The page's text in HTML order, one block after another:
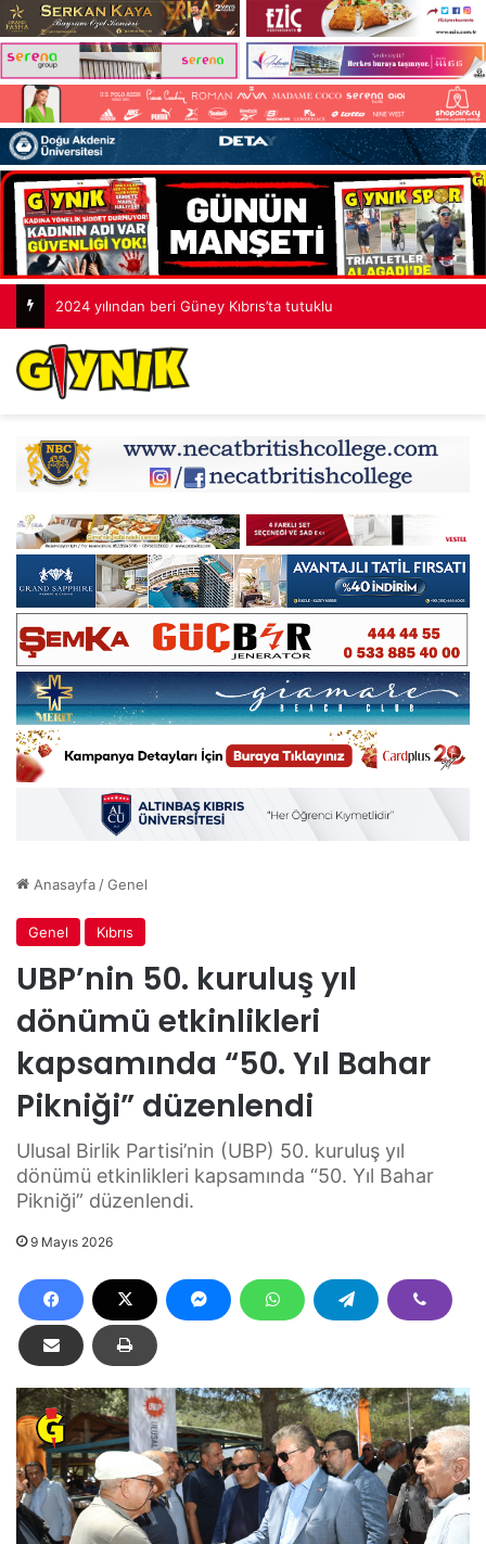
2024 yılından beri Güney Kıbrıs’ta tutuklu
Anasayfa/Genel
Genel Kıbrıs
UBP’nin 50. kuruluş yıl
dönümü etkinlikleri
kapsamında “50. Yıl Bahar
Pikniği” düzenlendi
Ulusal Birlik Partisi’nin (UBP) 50. kuruluş yıl
dönümü etkinlikleri kapsamında “50. Yıl Bahar
Pikniği” düzenlendi.
9 Mayıs 2026